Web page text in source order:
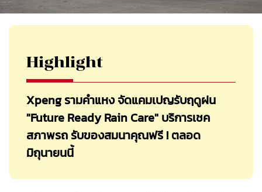
Highlight
Xpeng รามคำแหง จัดแคมเปญรับฤดูฝน
"Future Ready Rain Care" บริการเชค
สภาพรถ รับของสมนาคุณฟรี ! ตลอด
มิถุนายนนี้